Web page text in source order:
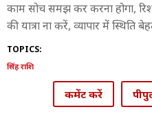
काम सोच समझ कर करना होगा,
की यात्रा ना करें, व्यापार में स्थिति
TOPICS:
सिंह राशि
कमेंट करें